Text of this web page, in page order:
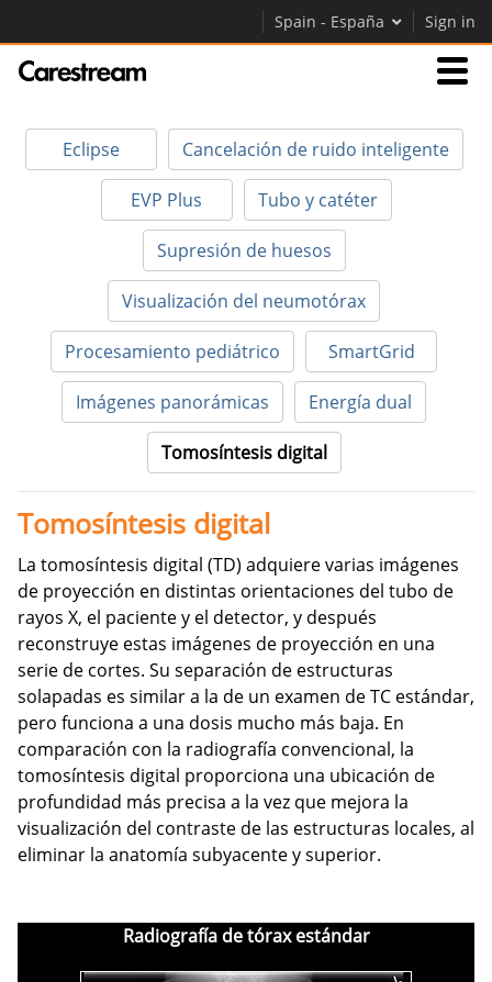
Spain - España Sign in
Empresas
Empresa
Careers
Contáctenos
Eclipse Cancelación de ruido inteligente
EVP Plus Tubo y catéter
Supresión de huesos
Visualización del neumotórax
Procesamiento pediátrico SmartGrid
Imágenes panorámicas Energía dual
Tomosíntesis digital
Tomosíntesis digital
La tomosíntesis digital (TD) adquiere varias imágenes
de proyección en distintas orientaciones del tubo de
rayos X, el paciente y el detector, y después
reconstruye estas imágenes de proyección en una
serie de cortes. Su separación de estructuras
solapadas es similar a la de un examen de TC estándar,
pero funciona a una dosis mucho más baja. En
comparación con la radiografía convencional, la
tomosíntesis digital proporciona una ubicación de
profundidad más precisa a la vez que mejora la
visualización del contraste de las estructuras locales, al
eliminar la anatomía subyacente y superior.
Radiografía de tórax estándar